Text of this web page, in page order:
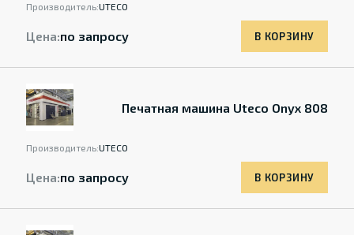
Производитель:UTECO
Цена:по запросу В КОРЗИНУ
Печатная машина Uteco Onyx 808
Производитель:UTECO
Цена:по запросу В КОРЗИНУ